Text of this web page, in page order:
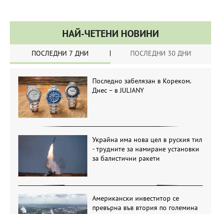
НАЙ-ЧЕТЕНИ НОВИНИ
ПОСЛЕДНИ 7 ДНИ ПОСЛЕДНИ 30 ДНИ
Последно забелязан в Кореком.
Днес – в JULIANY
Украйна има нова цел в руския тил
- трудните за намиране установки
за балистични ракети
Американски инвеститор се
превърна във втория по големина